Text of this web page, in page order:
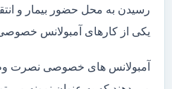
رسیدن به محل حضور بیمار و
یکی از کارهای آمبولانس
آمبولانس های خصوصی نصرت